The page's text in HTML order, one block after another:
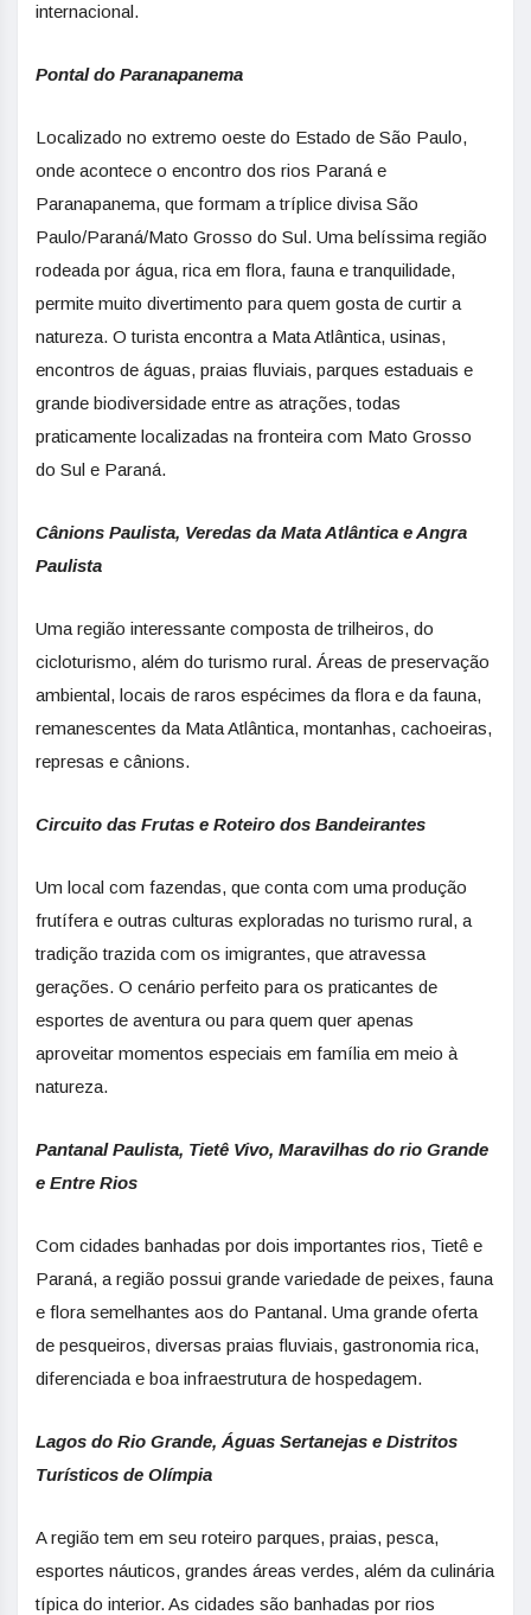
internacional.
Pontal do Paranapanema
Localizado no extremo oeste do Estado de São Paulo,
onde acontece o encontro dos rios Paraná e
Paranapanema, que formam a tríplice divisa São
Paulo/Paraná/Mato Grosso do Sul. Uma belíssima região
rodeada por água, rica em flora, fauna e tranquilidade,
permite muito divertimento para quem gosta de curtir a
natureza. O turista encontra a Mata Atlântica, usinas,
encontros de águas, praias fluviais, parques estaduais e
grande biodiversidade entre as atrações, todas
praticamente localizadas na fronteira com Mato Grosso
do Sul e Paraná.
Cânions Paulista, Veredas da Mata Atlântica e Angra
Paulista
Uma região interessante composta de trilheiros, do
cicloturismo, além do turismo rural. Áreas de preservação
ambiental, locais de raros espécimes da flora e da fauna,
remanescentes da Mata Atlântica, montanhas, cachoeiras,
represas e cânions.
Circuito das Frutas e Roteiro dos Bandeirantes
Um local com fazendas, que conta com uma produção
frutífera e outras culturas exploradas no turismo rural, a
tradição trazida com os imigrantes, que atravessa
gerações. O cenário perfeito para os praticantes de
esportes de aventura ou para quem quer apenas
aproveitar momentos especiais em família em meio à
natureza.
Pantanal Paulista, Tietê Vivo, Maravilhas do rio Grande
e Entre Rios
Com cidades banhadas por dois importantes rios, Tietê e
Paraná, a região possui grande variedade de peixes, fauna
e flora semelhantes aos do Pantanal. Uma grande oferta
de pesqueiros, diversas praias fluviais, gastronomia rica,
diferenciada e boa infraestrutura de hospedagem.
Lagos do Rio Grande, Águas Sertanejas e Distritos
Turísticos de Olímpia
A região tem em seu roteiro parques, praias, pesca,
esportes náuticos, grandes áreas verdes, além da culinária
típica do interior. As cidades são banhadas por rios